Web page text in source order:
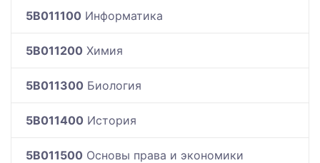
5B011100 Информатика
5B011200 Химия
5B011300 Биология
5B011400 История
5B011500 Основы права и экономики